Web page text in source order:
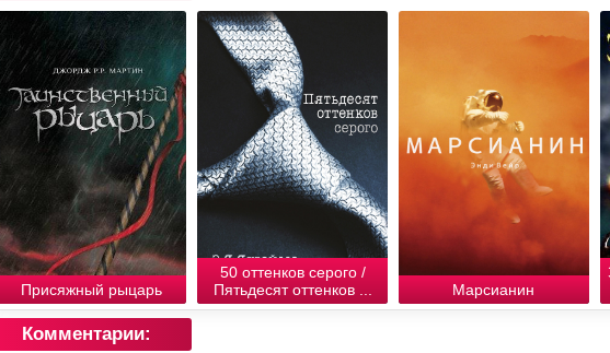
Присяжный рыцарь
50 оттенков серого /
Пятьдесят оттенков ...
Марсианин
Комментарии: